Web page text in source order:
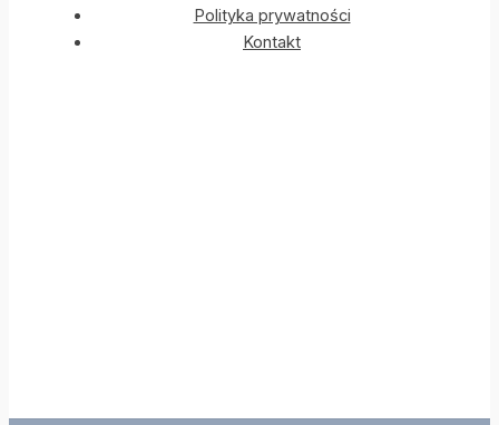
Polityka prywatności
Kontakt